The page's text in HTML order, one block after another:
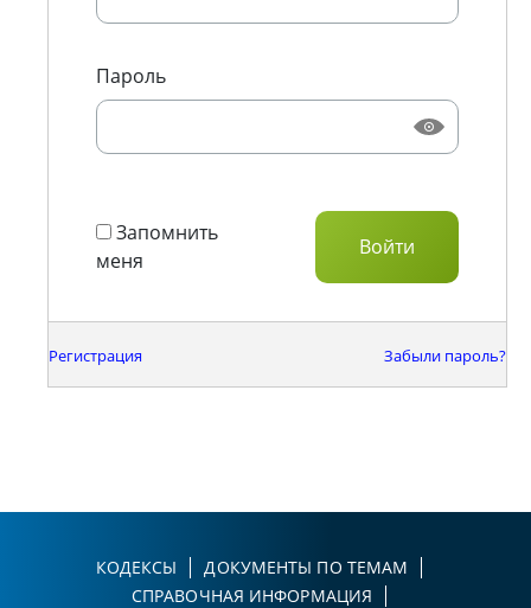
Пароль
Запомнить
меня
Регистрация Забыли пароль?
КОДЕКСЫ
ДОКУМЕНТЫ ПО ТЕМАМ
СПРАВОЧНАЯ ИНФОРМАЦИЯ